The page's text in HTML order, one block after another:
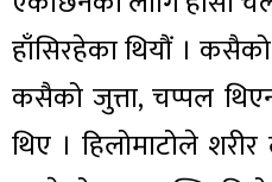
हाँसिरहेका थियौं ।
कसैको जुत्ता, चप्पल
थिए । हिलोमाटोले